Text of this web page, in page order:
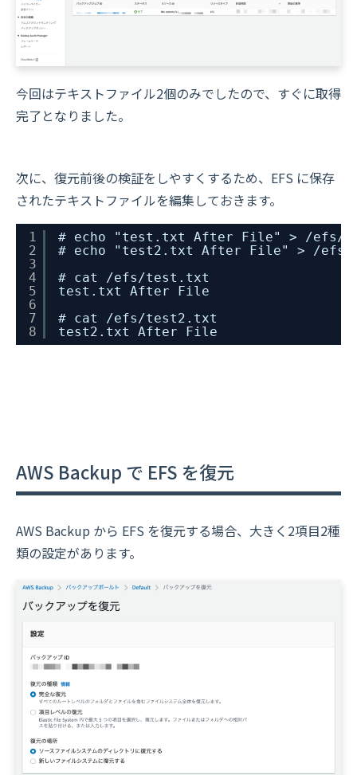
今回はテキストファイル2個のみでしたので、すぐに取得
完了となりました。
次に、復元前後の検証をしやすくするため、EFS に保存
されたテキストファイルを編集しておきます。
1
2
3
4
5
6
7
8
# echo "test.txt After File" > /efs/
# echo "test2.txt After File" > /
# cat /efs/test.txt
test.txt After File
# cat /efs/test2.txt
test2.txt After File
AWS Backup で EFS を復元
AWS Backup から EFS を復元する場合、大きく2項目2種
類の設定があります。